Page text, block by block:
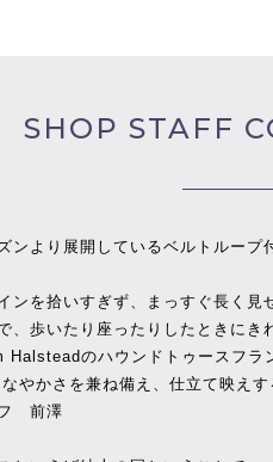
SHOP STAFF
ンより展開しているベルトループ
ンを拾いすぎず、まっすぐ長く見
、歩いたり座ったりしたときにき
Halsteadのハウンドトゥースフラ
なやかさを兼ね備え、仕立て映えす
前澤